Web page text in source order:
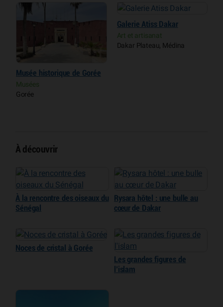
Musée historique de Gorée
Musées
Gorée
Galerie Atiss Dakar
Art et artisanat
Dakar Plateau, Médina
À découvrir
À la rencontre des oiseaux du
Sénégal
Rysara hôtel : une bulle au
cœur de Dakar
Noces de cristal à Gorée
Les grandes figures de
l’islam